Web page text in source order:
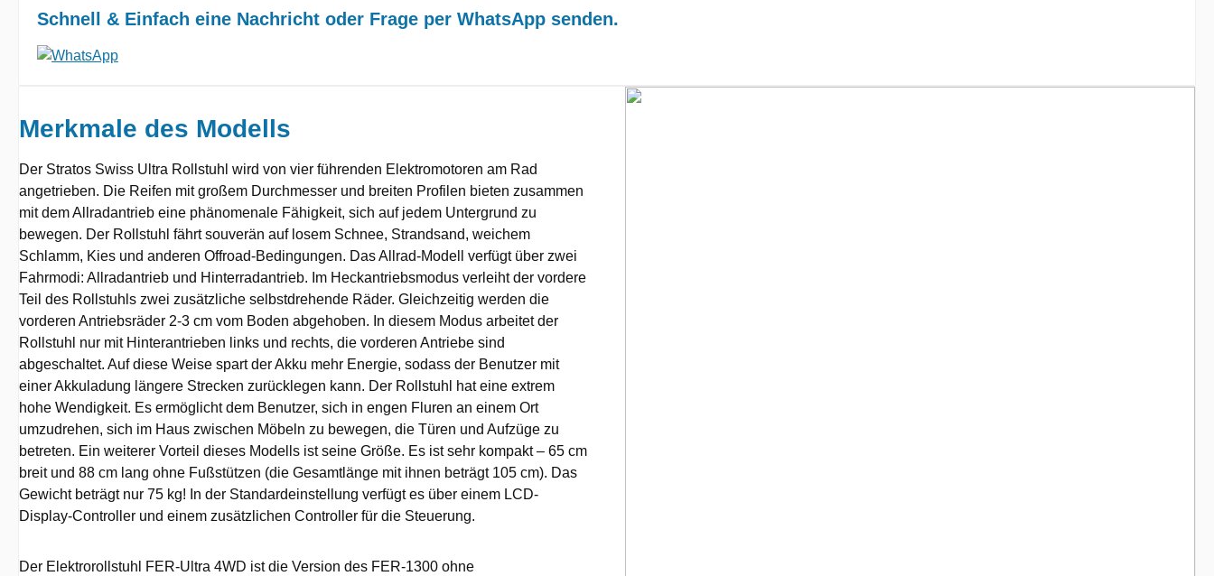
Schnell & Einfach eine Nachricht oder Frage per WhatsApp senden.
Merkmale des Modells
Der Stratos Swiss Ultra Rollstuhl wird von vier führenden Elektromotoren am Rad
angetrieben. Die Reifen mit großem Durchmesser und breiten Profilen bieten zusammen
mit dem Allradantrieb eine phänomenale Fähigkeit, sich auf jedem Untergrund zu
bewegen. Der Rollstuhl fährt souverän auf losem Schnee, Strandsand, weichem
Schlamm, Kies und anderen Offroad-Bedingungen. Das Allrad-Modell verfügt über zwei
Fahrmodi: Allradantrieb und Hinterradantrieb. Im Heckantriebsmodus verleiht der vordere
Teil des Rollstuhls zwei zusätzliche selbstdrehende Räder. Gleichzeitig werden die
vorderen Antriebsräder 2-3 cm vom Boden abgehoben. In diesem Modus arbeitet der
Rollstuhl nur mit Hinterantrieben links und rechts, die vorderen Antriebe sind
abgeschaltet. Auf diese Weise spart der Akku mehr Energie, sodass der Benutzer mit
einer Akkuladung längere Strecken zurücklegen kann. Der Rollstuhl hat eine extrem
hohe Wendigkeit. Es ermöglicht dem Benutzer, sich in engen Fluren an einem Ort
umzudrehen, sich im Haus zwischen Möbeln zu bewegen, die Türen und Aufzüge zu
betreten. Ein weiterer Vorteil dieses Modells ist seine Größe. Es ist sehr kompakt – 65 cm
breit und 88 cm lang ohne Fußstützen (die Gesamtlänge mit ihnen beträgt 105 cm). Das
Gewicht beträgt nur 75 kg! In der Standardeinstellung verfügt es über einem LCD-
Display-Controller und einem zusätzlichen Controller für die Steuerung.
Der Elektrorollstuhl FER-Ultra 4WD ist die Version des FER-1300 ohne